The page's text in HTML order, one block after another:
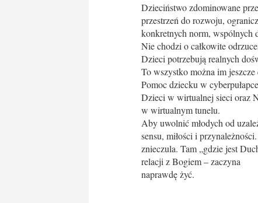
Dzieciństwo zdominowane
przestrzeń do rozwoju,
konkretnych norm, wspólnych
Nie chodzi o całkowite
Dzieci potrzebują realnych
To wszystko można im
Pomoc dziecku w
Dzieci w wirtualnej sieci oraz
w wirtualnym tunelu.
Aby uwolnić młodych od
sensu, miłości i
znieczula. Tam „gdzie jest
relacji z Bogiem – zaczyna
naprawdę żyć.